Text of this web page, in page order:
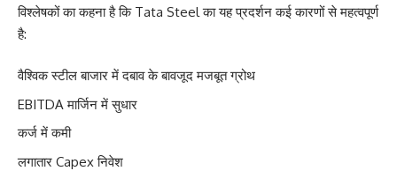
विश्लेषकों का कहना है कि Tata Steel का यह प्रदर्शन कई कारणों से महत्वपूर्ण
है:
वैश्विक स्टील बाजार में दबाव के बावजूद मजबूत ग्रोथ
EBITDA मार्जिन में सुधार
कर्ज में कमी
लगातार Capex निवेश